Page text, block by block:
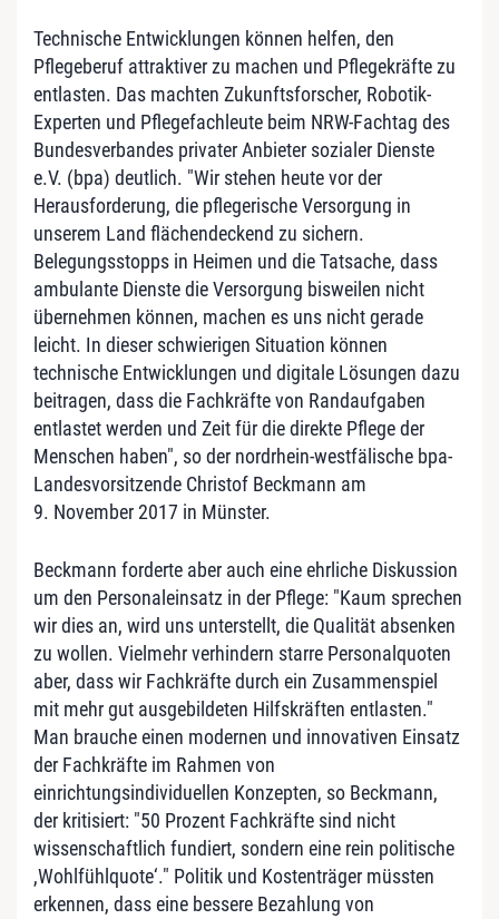
Technische Entwicklungen können helfen, den
Pflegeberuf attraktiver zu machen und Pflegekräfte zu
entlasten. Das machten Zukunftsforscher, Robotik-
Experten und Pflegefachleute beim NRW-Fachtag des
Bundesverbandes privater Anbieter sozialer Dienste
e.V. (bpa) deutlich. "Wir stehen heute vor der
Herausforderung, die pflegerische Versorgung in
unserem Land flächendeckend zu sichern.
Belegungsstopps in Heimen und die Tatsache, dass
ambulante Dienste die Versorgung bisweilen nicht
übernehmen können, machen es uns nicht gerade
leicht. In dieser schwierigen Situation können
technische Entwicklungen und digitale Lösungen dazu
beitragen, dass die Fachkräfte von Randaufgaben
entlastet werden und Zeit für die direkte Pflege der
Menschen haben", so der nordrhein-westfälische bpa-
Landesvorsitzende Christof Beckmann am
9. November 2017 in Münster.
Beckmann forderte aber auch eine ehrliche Diskussion
um den Personaleinsatz in der Pflege: "Kaum sprechen
wir dies an, wird uns unterstellt, die Qualität absenken
zu wollen. Vielmehr verhindern starre Personalquoten
aber, dass wir Fachkräfte durch ein Zusammenspiel
mit mehr gut ausgebildeten Hilfskräften entlasten."
Man brauche einen modernen und innovativen Einsatz
der Fachkräfte im Rahmen von
einrichtungsindividuellen Konzepten, so Beckmann,
der kritisiert: "50 Prozent Fachkräfte sind nicht
wissenschaftlich fundiert, sondern eine rein politische
,Wohlfühlquote‘." Politik und Kostenträger müssten
erkennen, dass eine bessere Bezahlung von